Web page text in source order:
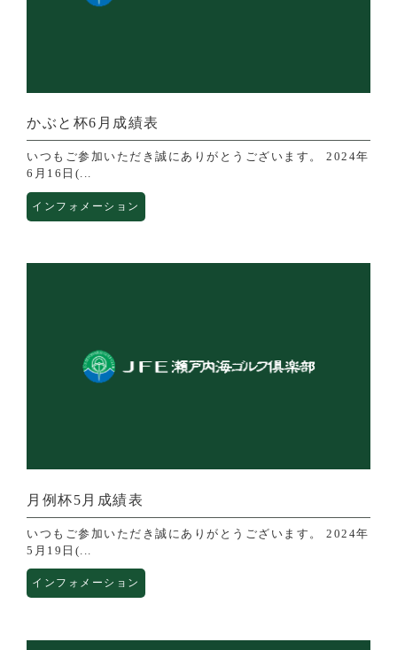
かぶと杯6月成績表
いつもご参加いただき誠にありがとうございます。 2024年
6月16日(...
インフォメーション
月例杯5月成績表
いつもご参加いただき誠にありがとうございます。 2024年
5月19日(...
インフォメーション